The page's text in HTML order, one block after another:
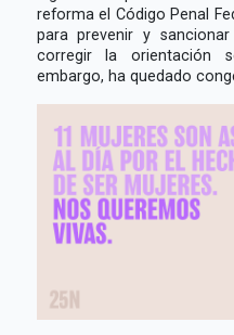
reforma el Código Penal
para prevenir y
corregir la orientación
embargo, ha quedado